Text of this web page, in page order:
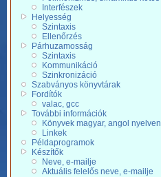
Interfészek
Helyesség
Szintaxis
Ellenőrzés
Párhuzamosság
Szintaxis
Kommunikáció
Szinkronizáció
Szabványos könyvtárak
Fordítók
valac, gcc
További információk
Könyvek magyar, angol nyelven
Linkek
Példaprogramok
Készítők
Neve, e-mailje
Aktuális felelős neve, e-mailje